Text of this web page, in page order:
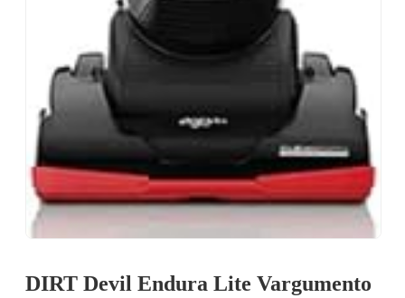
DIRT Devil Endura Lite Vargumento